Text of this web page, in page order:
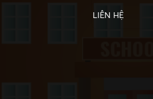
LIÊN HỆ